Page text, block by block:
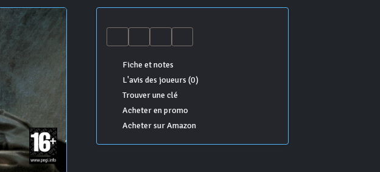
Fiche et notes
L'avis des joueurs (0)
Trouver une clé
Acheter en promo
Acheter sur Amazon